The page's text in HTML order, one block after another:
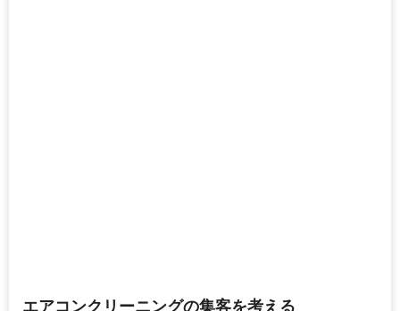
エアコンクリーニングの集客を考える